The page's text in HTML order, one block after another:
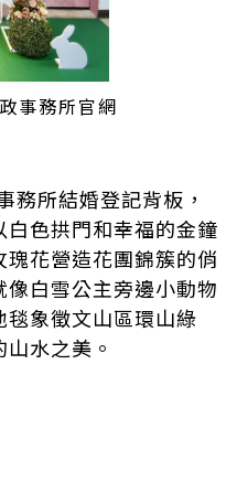
事務所官網
務所結婚登記背板，
色拱門和幸福的金鐘
花營造花團錦簇的俏
白雪公主旁邊小動物
象徵文山區環山綠
水之美。